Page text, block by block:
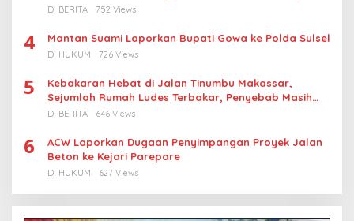
Di BERITA 752 Views
4 Mantan Suami Laporkan Bupati Gowa ke Polda Sulsel
Di HUKUM 726 Views
5
Kebakaran Hebat di Jalan Tinumbu Makassar,
Sejumlah Rumah Ludes Terbakar, Penyebab Masih
Diselidiki
Di BERITA 646 Views
6
ACW Laporkan Dugaan Penyimpangan Proyek Jalan
Beton ke Kejari Parepare
Di HUKUM 627 Views